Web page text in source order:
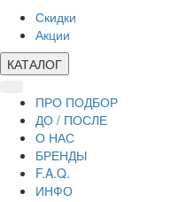
Скидки
Акции
КАТАЛОГ
ПРО ПОДБОР
ДО / ПОСЛЕ
О НАС
БРЕНДЫ
F.A.Q.
ИНФО